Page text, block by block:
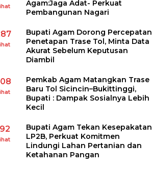
Agam:Jaga Adat- Perkuat
Pembangunan Nagari
Bupati Agam Dorong Percepatan
Penetapan Trase Tol, Minta Data
Akurat Sebelum Keputusan
Diambil
Pemkab Agam Matangkan Trase
Baru Tol Sicincin–Bukittinggi,
Bupati : Dampak Sosialnya Lebih
Kecil
Bupati Agam Tekan Kesepakatan
LP2B, Perkuat Komitmen
Lindungi Lahan Pertanian dan
Ketahanan Pangan